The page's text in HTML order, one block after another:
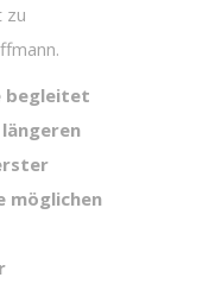
zu
begleitet
möglichen